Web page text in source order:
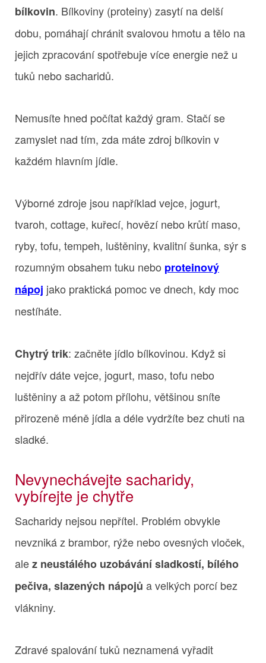
bílkovin. Bílkoviny (proteiny) zasytí na delší
dobu, pomáhají chránit svalovou hmotu a tělo na
jejich zpracování spotřebuje více energie než u
tuků nebo sacharidů.
Nemusíte hned počítat každý gram. Stačí se
zamyslet nad tím, zda máte zdroj bílkovin v
každém hlavním jídle.
Výborné zdroje jsou například vejce, jogurt,
tvaroh, cottage, kuřecí, hovězí nebo krůtí maso,
ryby, tofu, tempeh, luštěniny, kvalitní šunka, sýr s
rozumným obsahem tuku nebo proteinový
nápoj jako praktická pomoc ve dnech, kdy moc
nestíháte.
Chytrý trik: začněte jídlo bílkovinou. Když si
nejdřív dáte vejce, jogurt, maso, tofu nebo
luštěniny a až potom přílohu, většinou sníte
přirozeně méně jídla a déle vydržíte bez chuti na
sladké.
Nevynechávejte sacharidy,
vybírejte je chytře
Sacharidy nejsou nepřítel. Problém obvykle
nevzniká z brambor, rýže nebo ovesných vloček,
alez neustálého uzobávání sladkostí, bílého
pečiva, slazených nápojů a velkých porcí bez
vlákniny.
Zdravé spalování tuků neznamená vyřadit